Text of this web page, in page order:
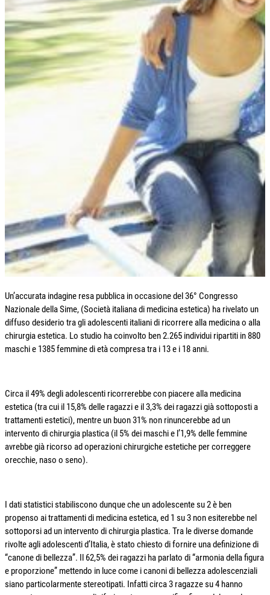
Un’accurata indagine resa pubblica in occasione del 36° Congresso
Nazionale della Sime, (Società italiana di medicina estetica) ha rivelato un
diffuso desiderio tra gli adolescenti italiani di ricorrere alla medicina o alla
chirurgia estetica. Lo studio ha coinvolto ben 2.265 individui ripartiti in 880
maschi e 1385 femmine di età compresa tra i 13 e i 18 anni.
Circa il 49% degli adolescenti ricorrerebbe con piacere alla medicina
estetica (tra cui il 15,8% delle ragazzi e il 3,3% dei ragazzi già sottoposti a
trattamenti estetici), mentre un buon 31% non rinuncerebbe ad un
intervento di chirurgia plastica (il 5% dei maschi e l’1,9% delle femmine
avrebbe già ricorso ad operazioni chirurgiche estetiche per correggere
orecchie, naso o seno).
I dati statistici stabiliscono dunque che un adolescente su 2 è ben
propenso ai trattamenti di medicina estetica, ed 1 su 3 non esiterebbe nel
sottoporsi ad un intervento di chirurgia plastica. Tra le diverse domande
rivolte agli adolescenti d’Italia, è stato chiesto di fornire una definizione di
“canone di bellezza”. Il 62,5% dei ragazzi ha parlato di “armonia della figura
e proporzione” mettendo in luce come i canoni di bellezza adolescenziali
siano particolarmente stereotipati. Infatti circa 3 ragazze su 4 hanno